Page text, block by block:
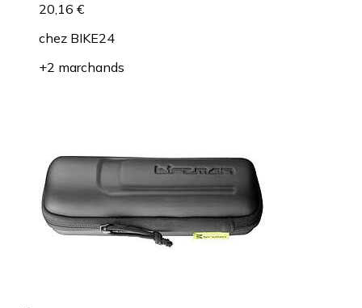
20,16 €
chez BIKE24
+2 marchands